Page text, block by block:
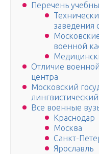
Перечень
заведения
военной
Отличие
центра
Московский
Все военные
Краснодар
Москва
Санкт-
Ярославль